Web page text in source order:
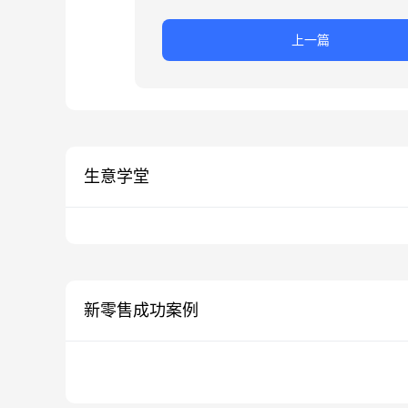
上一篇
生意学堂
新零售成功案例